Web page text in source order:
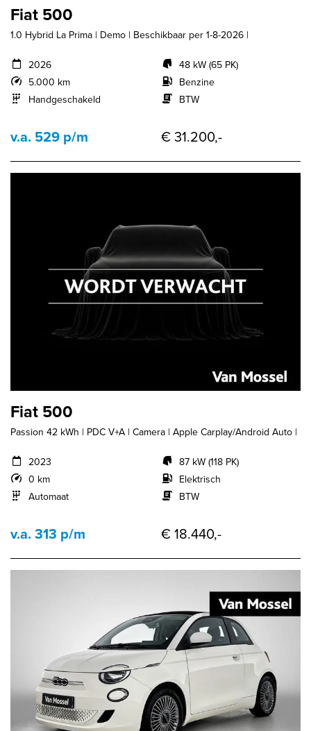
Fiat 500
1.0 Hybrid La Prima | Demo | Beschikbaar per 1-8-2026 |
2026
5.000 km
Handgeschakeld
48 kW (65 PK)
Benzine
BTW
v.a. 529 p/m € 31.200,-
Fiat 500
Passion 42 kWh | PDC V+A | Camera | Apple Carplay/Android Auto |
2023
0 km
Automaat
87 kW (118 PK)
Elektrisch
BTW
v.a. 313 p/m € 18.440,-